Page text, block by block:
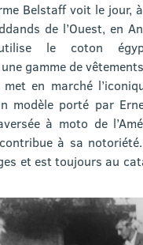
Belstaff voit le jour,
de l’Ouest, en
utilise le coton
gamme de
en marché
modèle porté par
à moto de
à sa
et est toujours au